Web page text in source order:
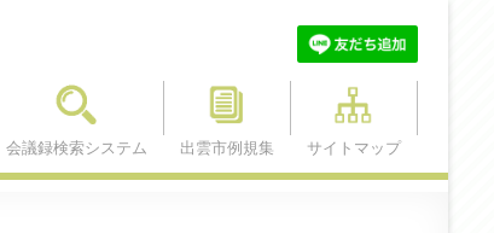
会議録検索システム 出雲市例規集 サイトマップ